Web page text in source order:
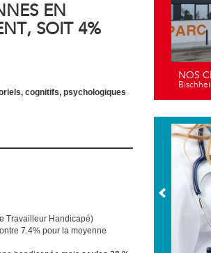
EN
SOIT 4%
cognitifs, psychologiques
Travailleur Handicapé)
7.4% pour la moyenne
NOS